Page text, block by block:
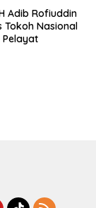
Adib Rofiuddin
Tokoh Nasional
Pelayat